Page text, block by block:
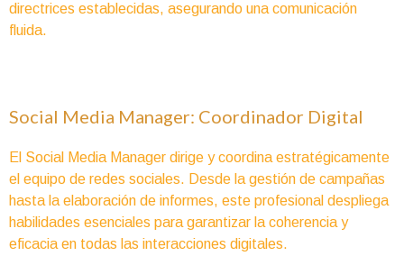
directrices establecidas, asegurando una comunicación
fluida.
Social Media Manager: Coordinador Digital
El Social Media Manager dirige y coordina estratégicamente
el equipo de redes sociales. Desde la gestión de campañas
hasta la elaboración de informes, este profesional despliega
habilidades esenciales para garantizar la coherencia y
eficacia en todas las interacciones digitales.